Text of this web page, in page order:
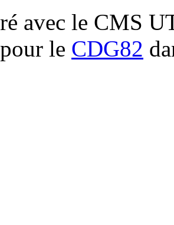
avec le CMS
pour le CDG82